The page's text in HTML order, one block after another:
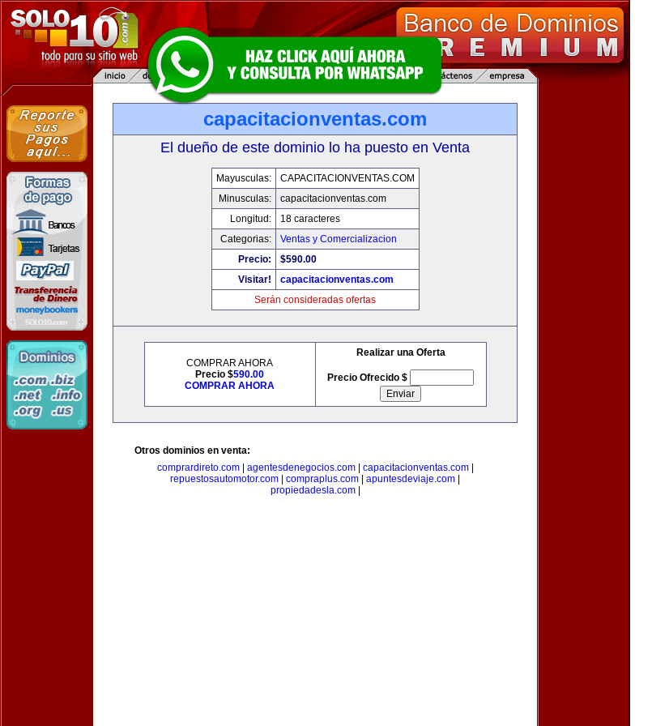
capacitacionventas.com
El dueño de este dominio lo ha puesto en Venta
Mayusculas:
CAPACITACIONVENTAS.COM
Minusculas:
capacitacionventas.com
Longitud:
18 caracteres
Categorias:
Ventas y Comercializacion
Precio:
$590.00
Visitar!
capacitacionventas.com
Serán consideradas ofertas
COMPRAR AHORA
Precio $590.00
COMPRAR AHORA
Realizar una Oferta
Precio Ofrecido $
Otros dominios en venta:
comprardireto.com| agentesdenegocios.com| capacitacionventas.com|
repuestosautomotor.com
compraplus.com apuntesdeviaje.com
propiedadesla.com|